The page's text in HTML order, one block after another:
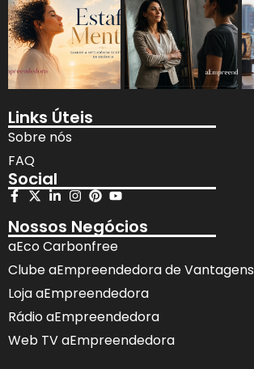
Links Úteis
Sobre nós
FAQ
Social
Nossos Negócios
aEco Carbonfree
Clube aEmpreendedora de Vantagens
Loja aEmpreendedora
Rádio aEmpreendedora
Web TV aEmpreendedora